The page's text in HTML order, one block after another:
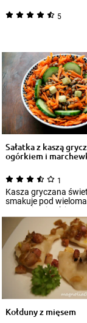
5
Sałatka z kaszą
ogórkiem i
1
Kasza gryczana
smakuje pod wieloma
postaciami, także na
Delikatna sałatka z
Kołduny z mięsem